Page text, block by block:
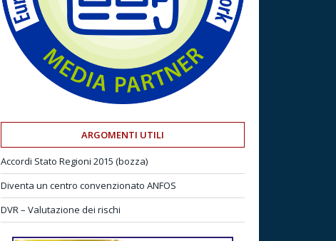
ARGOMENTI UTILI
Accordi Stato Regioni 2015 (bozza)
Diventa un centro convenzionato ANFOS
DVR – Valutazione dei rischi